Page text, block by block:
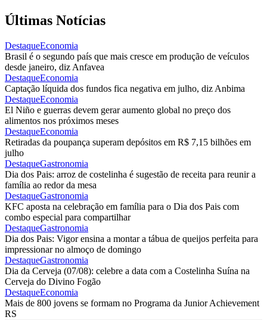
Últimas Notícias
DestaqueEconomia
Brasil é o segundo país que mais cresce em produção de veículos
desde janeiro, diz Anfavea
DestaqueEconomia
Captação líquida dos fundos fica negativa em julho, diz Anbima
DestaqueEconomia
El Niño e guerras devem gerar aumento global no preço dos
alimentos nos próximos meses
DestaqueEconomia
Retiradas da poupança superam depósitos em R$ 7,15 bilhões em
julho
DestaqueGastronomia
Dia dos Pais: arroz de costelinha é sugestão de receita para reunir a
família ao redor da mesa
DestaqueGastronomia
KFC aposta na celebração em família para o Dia dos Pais com
combo especial para compartilhar
DestaqueGastronomia
Dia dos Pais: Vigor ensina a montar a tábua de queijos perfeita para
impressionar no almoço de domingo
DestaqueGastronomia
Dia da Cerveja (07/08): celebre a data com a Costelinha Suína na
Cerveja do Divino Fogão
DestaqueEconomia
Mais de 800 jovens se formam no Programa da Junior Achievement
RS